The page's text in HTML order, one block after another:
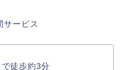
サービス
徒歩約3分